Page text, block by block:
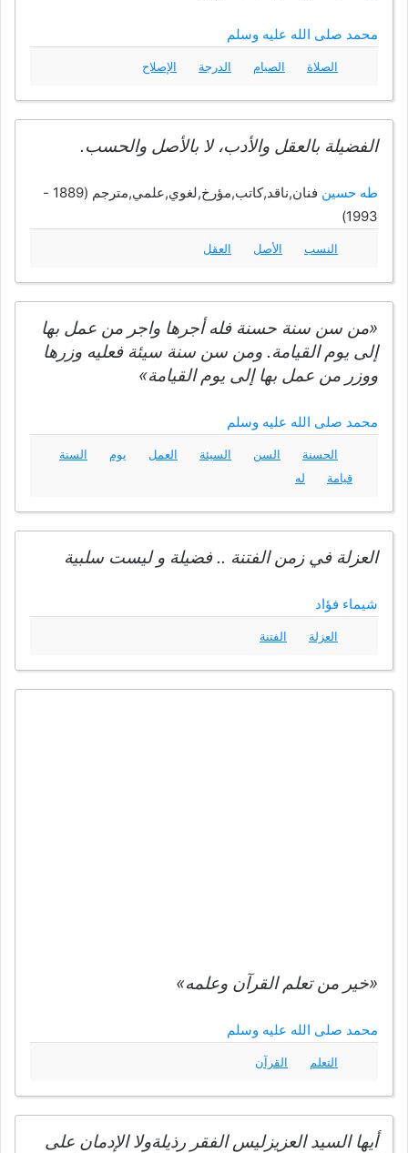
محمد صلى الله عليه وسلم
الصلاة الصيام الدرجة الإصلاح
الفضيلة بالعقل والأدب، لا بالأصل والحسب.
طه حسين
فنان,ناقد,كاتب,مؤرخ,لغوي,علمي,مترجم (1889 -
1993)
النسب الأصل العقل
«من سن سنة حسنة فله أجرها واجر من عمل بها
إلى يوم القيامة. ومن سن سنة سيئة فعليه وزرها
ووزر من عمل بها إلى يوم القيامة»
محمد صلى الله عليه وسلم
الحسنة السن السيئة العمل يوم
السنة
قيامة
له
العزلة في زمن الفتنة .. فضيلة و ليست سلبية
شيماء فؤاد
العزلة الفتنة
«خير من تعلم القرآن وعلمه»
محمد صلى الله عليه وسلم
التعلم القرآن
أيها السيد العزيزليس الفقر رذيلةولا الإدمان على